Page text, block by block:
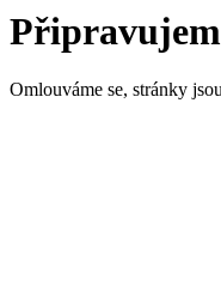
Omlouváme se, stránky